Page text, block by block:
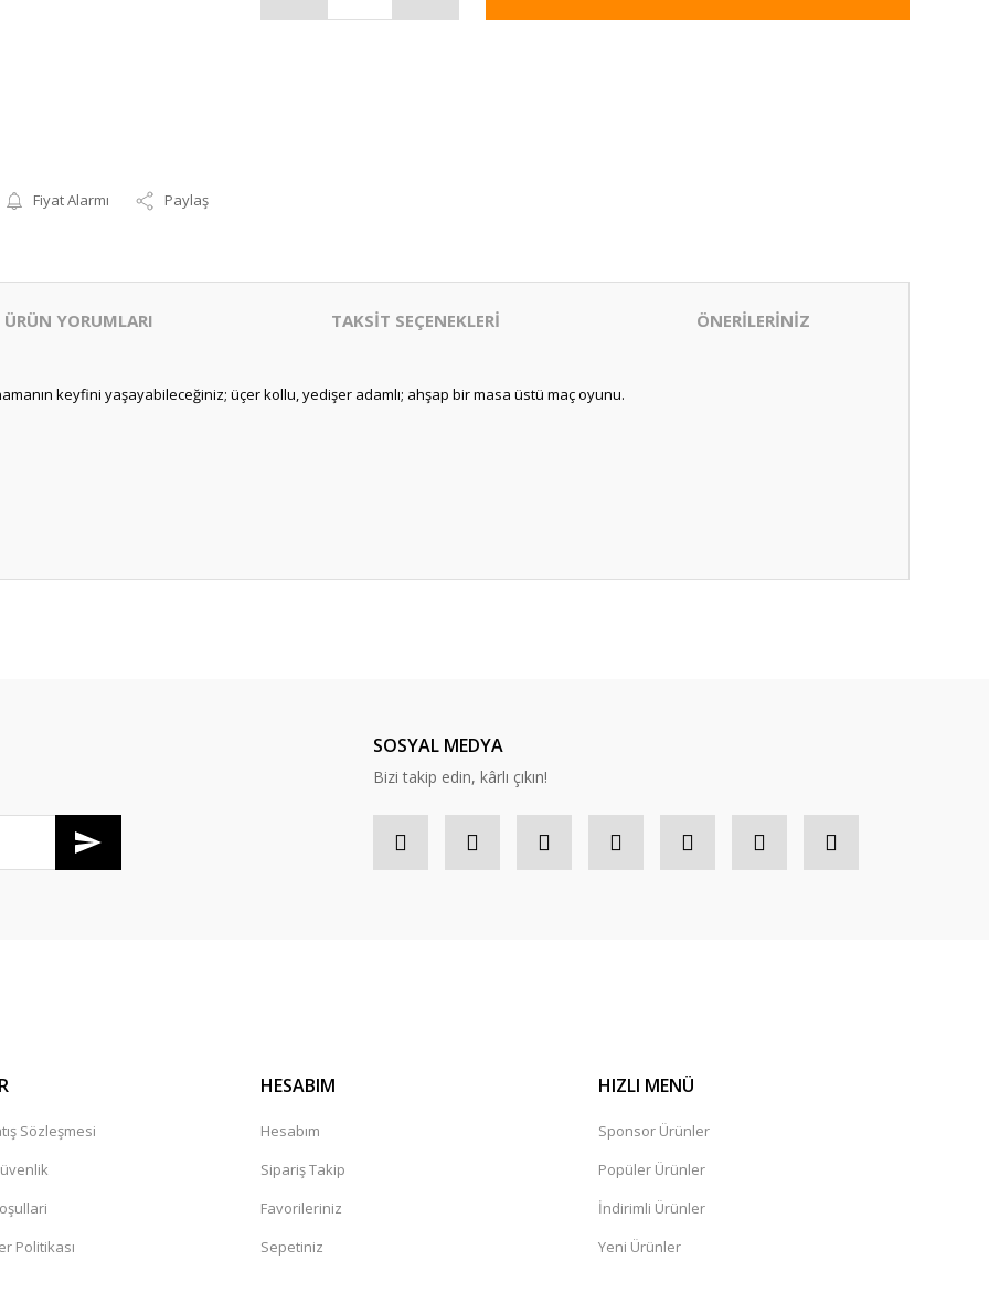
Fiyat Alarmı Paylaş
ÜRÜN YORUMLARI TAKSİT SEÇENEKLERİ ÖNERİLERİNİZ
keyfini yaşayabileceğiniz; üçer kollu, yedişer adamlı; ahşap bir masa üstü maç oyunu.
SOSYAL MEDYA
Bizi takip edin, kârlı çıkın!
Sözleşmesi
Politikası
HESABIM
Hesabım
Sipariş Takip
Favorileriniz
Sepetiniz
HIZLI MENÜ
Sponsor Ürünler
Popüler Ürünler
İndirimli Ürünler
Yeni Ürünler